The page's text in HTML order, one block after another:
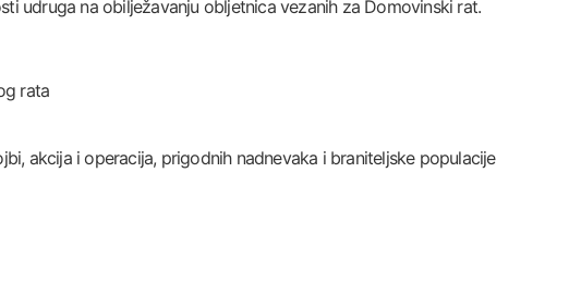
udruga na obilježavanju obljetnica vezanih za Domovinski rat.
rata
akcija i operacija, prigodnih nadnevaka i braniteljske populacije